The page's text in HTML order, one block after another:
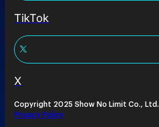
TikTok
X
Copyright 2025 Show No Limit Co., Ltd.
Privacy Policy